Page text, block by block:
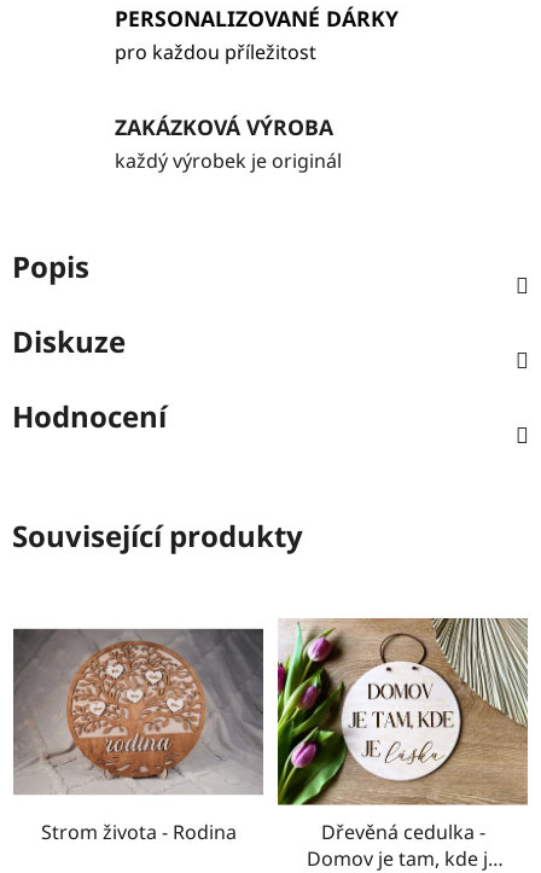
PERSONALIZOVANÉ DÁRKY
pro každou příležitost
ZAKÁZKOVÁ VÝROBA
každý výrobek je originál
Popis
Diskuze
Hodnocení
Související produkty
Strom života - Rodina
Dřevěná cedulka -
Domov je tam, kde je